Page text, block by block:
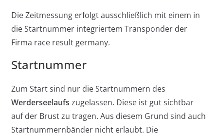
Die Zeitmessung erfolgt ausschließlich mit einem in
die Startnummer integriertem Transponder der
Firma race result germany.
Startnummer
Zum Start sind nur die Startnummern des
Werderseelaufs zugelassen. Diese ist gut sichtbar
auf der Brust zu tragen. Aus diesem Grund sind auch
Startnummernbänder nicht erlaubt. Die